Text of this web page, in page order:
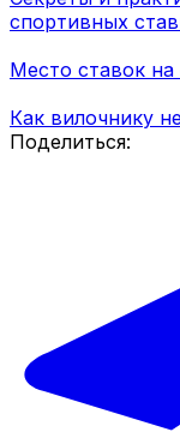
спортивных
Место ставок
Как вилочнику
Поделиться: